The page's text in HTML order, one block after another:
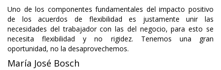
Uno de los componentes fundamentales del impacto positivo
de los acuerdos de flexibilidad es justamente unir las
necesidades del trabajador con las del negocio, para esto se
necesita flexibilidad y no rigidez. Tenemos una gran
oportunidad, no la desaprovechemos.
María José Bosch